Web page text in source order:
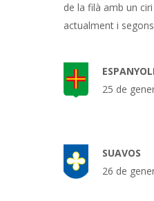
de la filà amb un
actualment i
25 de
SUAVOS
26 de